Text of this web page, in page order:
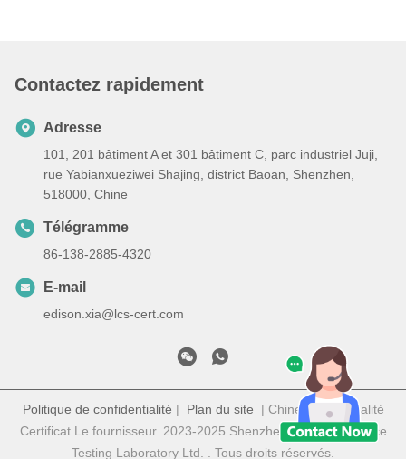
Contactez rapidement
Adresse
101, 201 bâtiment A et 301 bâtiment C, parc industriel Juji,
rue Yabianxueziwei Shajing, district Baoan, Shenzhen,
518000, Chine
Télégramme
86-138-2885-4320
E-mail
edison.xia@lcs-cert.com
Politique de confidentialité | Plan du site | Chine Bonne qualité
Certificat Le fournisseur. 2023-2025 Shenzhen LCS Compliance
Testing Laboratory Ltd. . Tous droits réservés.